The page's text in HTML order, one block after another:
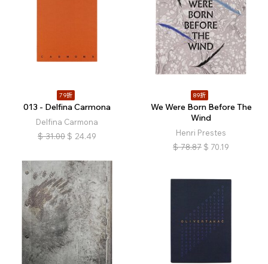
79折
013 - Delfina Carmona
Delfina Carmona
$ 31.00 $ 24.49
89折
We Were Born Before The
Wind
Henri Prestes
$ 78.87 $ 70.19